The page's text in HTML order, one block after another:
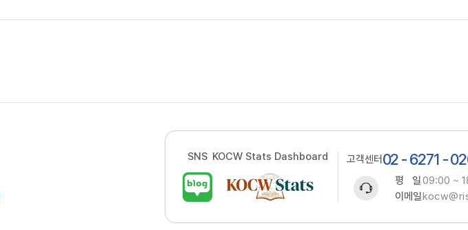
SNS KOCW Stats Dashboard 고객센터 02 - 6271 -
평 일09:00 ~
이메일